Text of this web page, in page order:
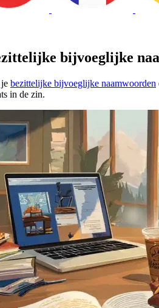
bijvoeglijke
bezittelijke bijvoeglijke naamwoorden
in de zin.